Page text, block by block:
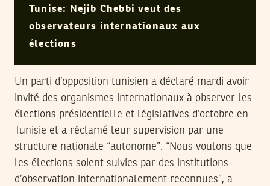
Tunise: Nejib Chebbi veut des
observateurs internationaux aux
élections
Un parti d’opposition tunisien a déclaré mardi avoir
invité des organismes internationaux à observer les
élections présidentielle et législatives d’octobre en
Tunisie et a réclamé leur supervision par une
structure nationale “autonome”. “Nous voulons que
les élections soient suivies par des institutions
d’observation internationalement reconnues”, a